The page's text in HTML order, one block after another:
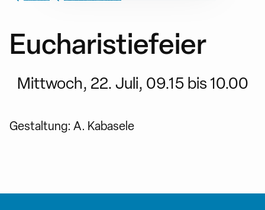
Eucharistiefeier
Mittwoch, 22. Juli, 09.15 bis 10.00
Gestaltung: A. Kabasele